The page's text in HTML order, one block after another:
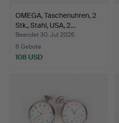
OMEGA, Taschenuhren, 2
Stk., Stahl, USA, 2…
Beendet 30. Jul 2026
8 Gebote
108 USD